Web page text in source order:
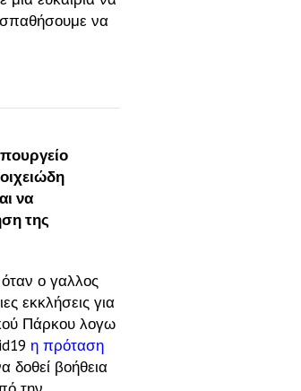
να
να
της
ο γαλλος
εκκλήσεις για
Πάρκου λογω
η πρόταση
δοθεί βοήθεια